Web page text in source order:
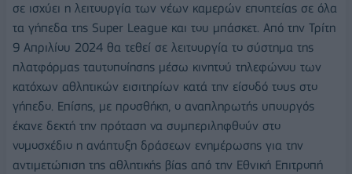
σε ισχύει η λειτουργία των νέων καμερών εποπτείας σε όλα
τα γήπεδα της Super League και του μπάσκετ. Από τnν Τρίτη
9 Απριλίου 2024 θα τεθεί σε λειτουργία το σύστημα της
πλατφόρμας ταυτοποίησης μέσω κινητού τηλεφώνου των
κατόχων αθλητικών εισιτηρίων κατά την είσοδό τους στο
γήπεδο. Επίσης, με προσθήκη, ο αναπληρωτής υπουργός
έκανε δεκτή την πρόταση να συμπεριληφθούν στο
νομοσχέδιο η ανάπτυξη δράσεων ενημέρωσης για την
αντιμετώπιση της αθλητικής βίας από την Εθνική Επιτροπή